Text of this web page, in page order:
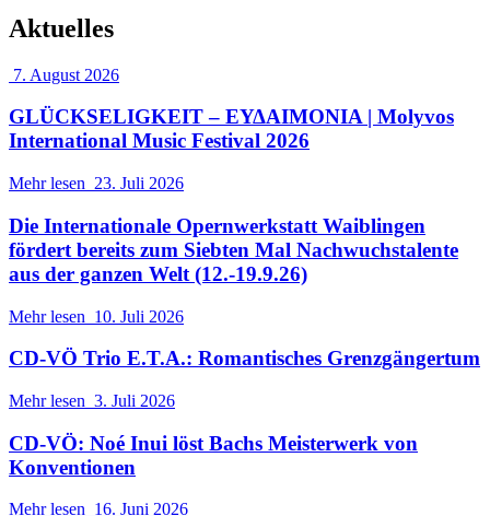
Aktuelles
7. August 2026
GLÜCKSELIGKEIT – ΕΥΔΑΙΜΟΝΙΑ | Molyvos
International Music Festival 2026
Mehr lesen 23. Juli 2026
Die Internationale Opernwerkstatt Waiblingen
fördert bereits zum Siebten Mal Nachwuchstalente
aus der ganzen Welt (12.-19.9.26)
Mehr lesen 10. Juli 2026
CD-VÖ Trio E.T.A.: Romantisches Grenzgängertum
Mehr lesen 3. Juli 2026
CD-VÖ: Noé Inui löst Bachs Meisterwerk von
Konventionen
Mehr lesen 16. Juni 2026